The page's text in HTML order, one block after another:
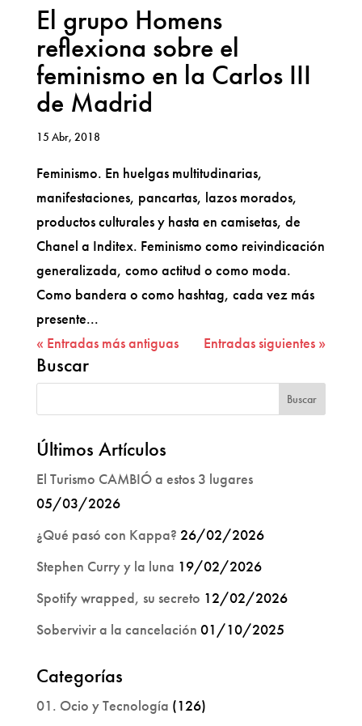
El grupo Homens
reflexiona sobre el
feminismo en la Carlos III
de Madrid
15 Abr, 2018
Feminismo. En huelgas multitudinarias,
manifestaciones, pancartas, lazos morados,
productos culturales y hasta en camisetas, de
Chanel a Inditex. Feminismo como reivindicación
generalizada, como actitud o como moda.
Como bandera o como hashtag, cada vez más
presente...
« Entradas más antiguas
Entradas siguientes »
Buscar
Últimos Artículos
El Turismo CAMBIÓ a estos 3 lugares
05/03/2026
¿Qué pasó con Kappa? 26/02/2026
Stephen Curry y la luna 19/02/2026
Spotify wrapped, su secreto 12/02/2026
Sobervivir a la cancelación 01/10/2025
Categorías
01. Ocio y Tecnología (126)